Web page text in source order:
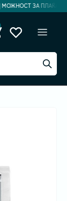
ЗА ПЛАЌАЊЕ